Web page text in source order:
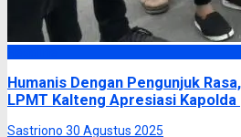
Humanis Dengan Pengunjuk
LPMT Kalteng Apresiasi Kapolda
Sastriono 30 Agustus 2025